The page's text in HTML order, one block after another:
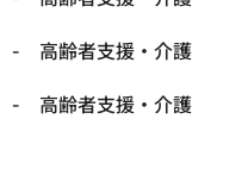
高齢者支援・介護
高齢者支援・介護